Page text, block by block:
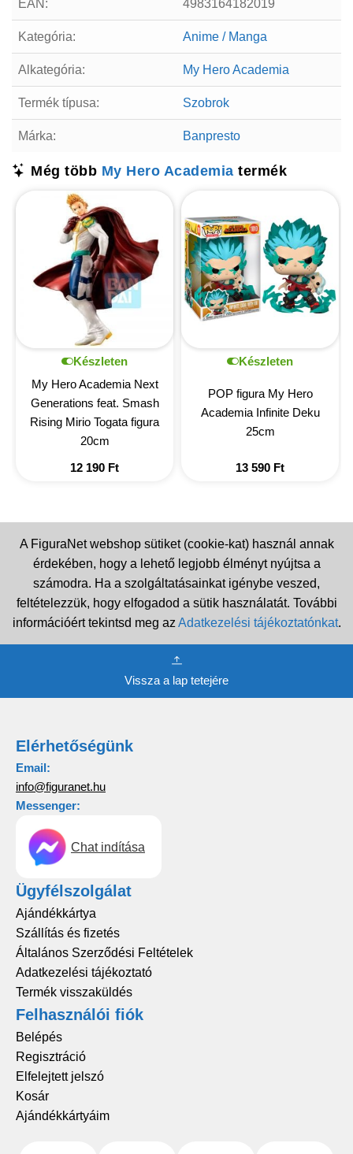
EAN: 4983164182019
Kategória: Anime / Manga
Alkategória: My Hero Academia
Termék típusa: Szobrok
Márka: Banpresto
Még több My Hero Academia termék
Készleten
My Hero Academia Next
Generations feat. Smash
Rising Mirio Togata figura
20cm
12 190 Ft
Készleten
POP figura My Hero
Academia Infinite Deku
25cm
13 590 Ft
A FiguraNet webshop sütiket (cookie-kat) használ annak
érdekében, hogy a lehető legjobb élményt nyújtsa a
számodra. Ha a szolgáltatásainkat igénybe veszed,
feltételezzük, hogy elfogadod a sütik használatát. További
információért tekintsd meg az Adatkezelési tájékoztatónkat.
Vissza a lap tetejére
Elérhetőségünk
Email:
info@figuranet.hu
Messenger:
Chat indítása
Ügyfélszolgálat
Ajándékkártya
Szállítás és fizetés
Általános Szerződési Feltételek
Adatkezelési tájékoztató
Termék visszaküldés
Felhasználói fiók
Belépés
Regisztráció
Elfelejtett jelszó
Kosár
Ajándékkártyáim